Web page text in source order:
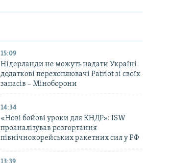
15:09
Нідерланди не можуть надати Україні
додаткові перехоплювачі Patriot зі своїх
запасів – Міноборони
14:34
«Нові бойові уроки для КНДР»: ISW
проаналізував розгортання
північнокорейських ракетних сил у РФ